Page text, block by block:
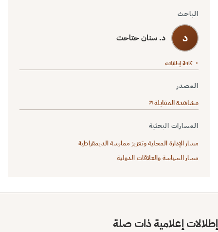
الباحث
د د. سنان حتاحت
→ كافة إطلالاته
المصدر
مشاهدة المقابلة
المسارات البحثية
مسار الإدارة المحلية وتعزيز ممارسة الديمقراطية
مسار السياسة والعلاقات الدولية
إطلالات إعلامية ذات صلة